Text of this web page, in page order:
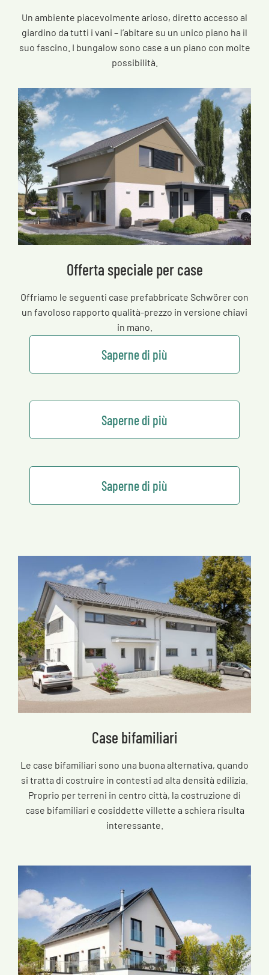
Un ambiente piacevolmente arioso, diretto accesso al
giardino da tutti i vani – l’abitare su un unico piano ha il
suo fascino. I bungalow sono case a un piano con molte
possibilità.
Offerta speciale per case
Offriamo le seguenti case prefabbricate Schwörer con
un favoloso rapporto qualità-prezzo in versione chiavi
in mano.
Saperne di più
Saperne di più
Saperne di più
Case bifamiliari
Le case bifamiliari sono una buona alternativa, quando
si tratta di costruire in contesti ad alta densità edilizia.
Proprio per terreni in centro città, la costruzione di
case bifamiliari e cosiddette villette a schiera risulta
interessante.